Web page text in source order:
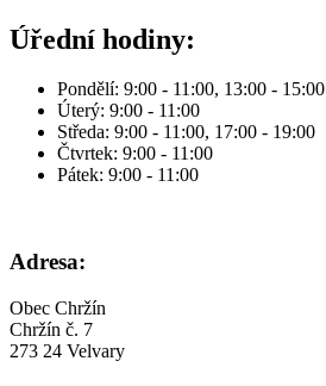
Úřední hodiny:
Pondělí: 9:00 - 11:00, 13:00 - 15:00
Úterý: 9:00 - 11:00
Středa: 9:00 - 11:00, 17:00 - 19:00
Čtvrtek: 9:00 - 11:00
Pátek: 9:00 - 11:00
Adresa:
Obec Chržín
Chržín č. 7
273 24 Velvary